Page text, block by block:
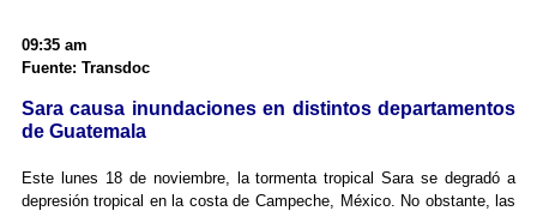
09:35 am
Fuente: Transdoc
Sara causa inundaciones en distintos departamentos
de Guatemala
Este lunes 18 de noviembre, la tormenta tropical Sara se degradó a
depresión tropical en la costa de Campeche, México. No obstante, las